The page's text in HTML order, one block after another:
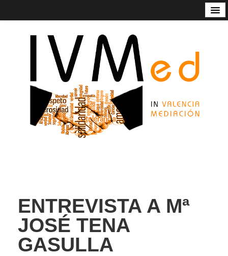
In Valencia Mediación
Listado de mediadoras/res
Nuestros servicios
Socios de honor de Ivmed
ENTREVISTA A Mª
JOSÉ TENA
GASULLA